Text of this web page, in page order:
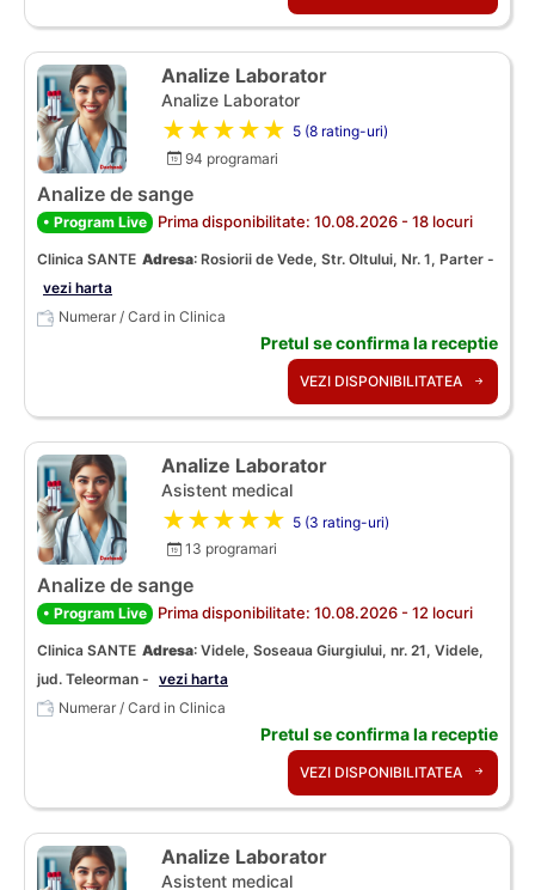
Analize Laborator
Analize Laborator
★★★★★ 5 (8 rating-uri)
94 programari
Analize de sange
• Program Live Prima disponibilitate: 10.08.2026 - 18 locuri
Clinica SANTE Adresa: Rosiorii de Vede, Str. Oltului, Nr. 1, Parter -
vezi harta
Numerar / Card in Clinica
Pretul se confirma la receptie
VEZI DISPONIBILITATEA
Analize Laborator
Asistent medical
★★★★★ 5 (3 rating-uri)
13 programari
Analize de sange
• Program Live Prima disponibilitate: 10.08.2026 - 12 locuri
Clinica SANTE Adresa: Videle, Soseaua Giurgiului, nr. 21, Videle,
jud. Teleorman - vezi harta
Numerar / Card in Clinica
Pretul se confirma la receptie
VEZI DISPONIBILITATEA
Analize Laborator
Asistent medical